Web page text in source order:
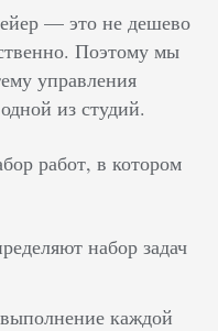
— это не дешево
Поэтому мы
управления
из студий.
работ, в котором
набор задач
каждой